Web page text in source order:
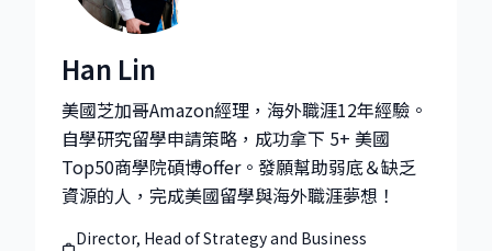
Han Lin|Director, Head of Strategy and Business
Han Lin
美國芝加哥Amazon經理，海外職涯12年經驗。
自學研究留學申請策略，成功拿下 5+ 美國
Top50商學院碩博offer。發願幫助弱底＆缺乏
資源的人，完成美國留學與海外職涯夢想！
Director, Head of Strategy and Business